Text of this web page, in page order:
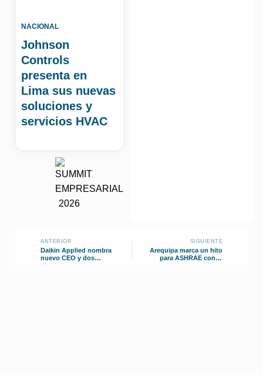
NACIONAL
Johnson
Controls
presenta en
Lima sus nuevas
soluciones y
servicios HVAC
ANTERIOR
Daikin Applied nombra
nuevo CEO y dos
SIGUIENTE
Arequipa marca un hito
para ASHRAE con la